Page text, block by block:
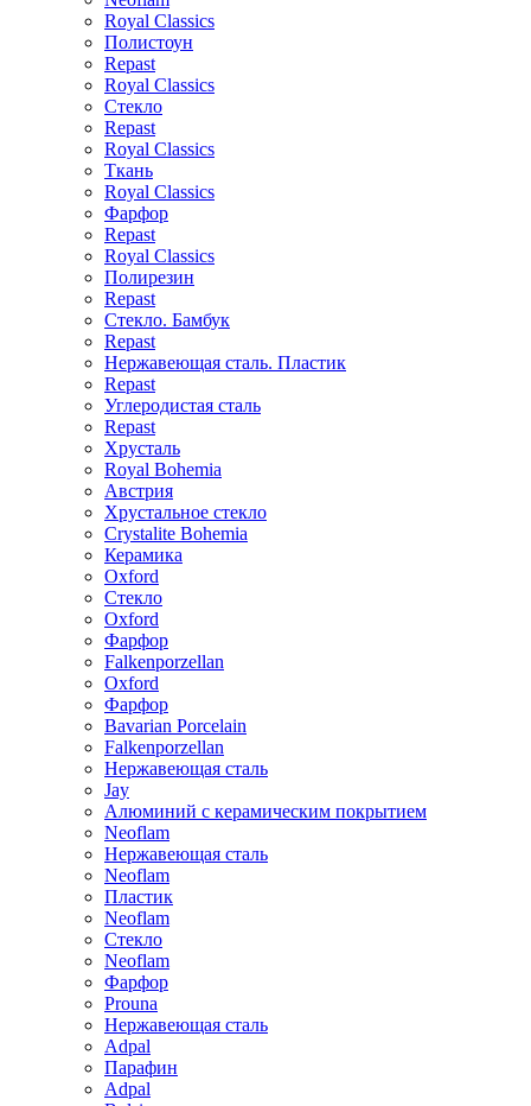
Royal Classics
Полистоун
Repast
Royal Classics
Стекло
Repast
Royal Classics
Ткань
Royal Classics
Фарфор
Repast
Royal Classics
Полирезин
Repast
Стекло. Бамбук
Repast
Нержавеющая сталь. Пластик
Repast
Углеродистая сталь
Repast
Хрусталь
Royal Bohemia
Австрия
Хрустальное стекло
Crystalite Bohemia
Керамика
Oxford
Стекло
Oxford
Фарфор
Falkenporzellan
Oxford
Фарфор
Bavarian Porcelain
Falkenporzellan
Нержавеющая сталь
Jay
Алюминий с керамическим покрытием
Neoflam
Нержавеющая сталь
Neoflam
Пластик
Neoflam
Стекло
Neoflam
Фарфор
Prouna
Нержавеющая сталь
Adpal
Парафин
Adpal